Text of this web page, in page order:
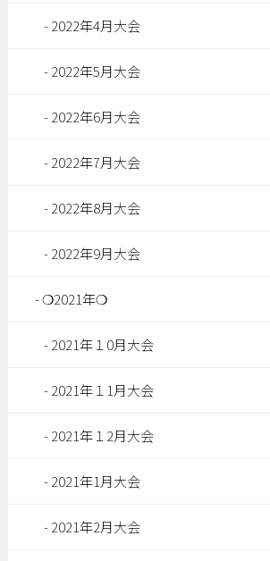
2022年4月大会
2022年5月大会
2022年6月大会
2022年7月大会
2022年8月大会
2022年9月大会
❍2021年❍
2021年１0月大会
2021年１1月大会
2021年１2月大会
2021年1月大会
2021年2月大会